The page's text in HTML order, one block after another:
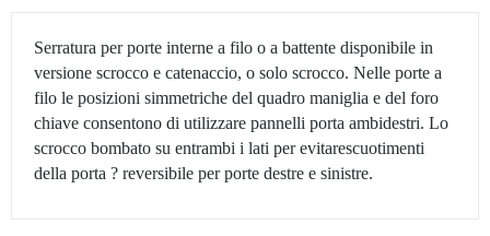
Serratura per porte interne a filo o a battente disponibile in
versione scrocco e catenaccio, o solo scrocco. Nelle porte a
filo le posizioni simmetriche del quadro maniglia e del foro
chiave consentono di utilizzare pannelli porta ambidestri. Lo
scrocco bombato su entrambi i lati per evitarescuotimenti
della porta ? reversibile per porte destre e sinistre.